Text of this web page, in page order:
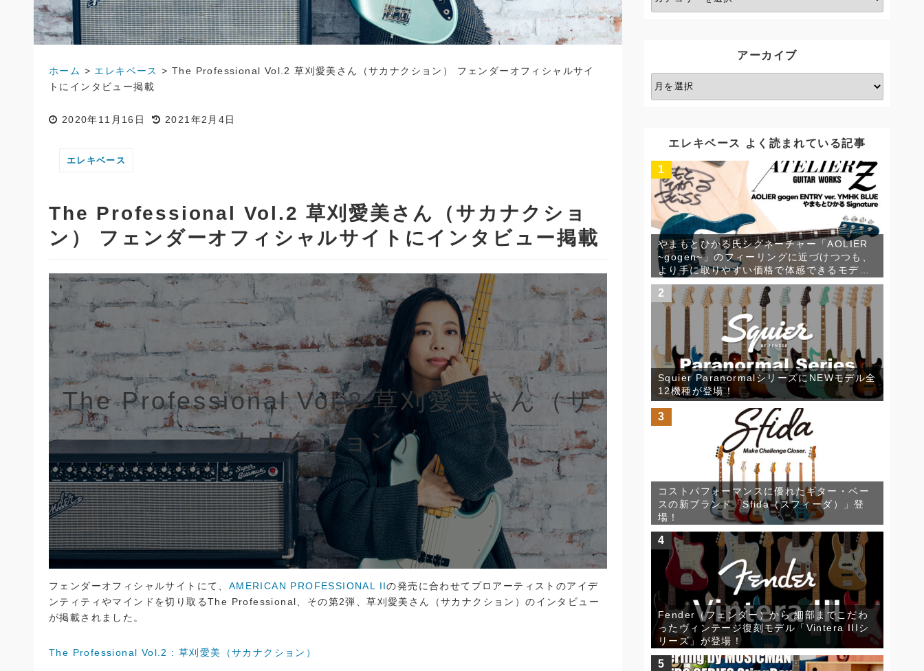
ホーム > エレキベース >The Professional Vol.2 草刈愛美さん（サカナクション） フェンダーオフィシャルサイ
トにインタビュー掲載
2020年11月16日 2021年2月4日
エレキベース
The Professional Vol.2 草刈愛美さん（サカナクショ
ン） フェンダーオフィシャルサイトにインタビュー掲載
The Professional Vol.2 草刈愛美さん（サ
カナクション）
フェンダーオフィシャルサイトにて、 AMERICAN PROFESSIONAL IIの発売に合わせてプロアーティストのアイデ
ンティティやマインドを切り取るThe Professional、その第2弾、草刈愛美さん（サカナクション）のインタビュー
が掲載されました。
The Professional Vol.2 : 草刈愛美（サカナクション）
テ
アーカイブ
ア
ー
エレキベース よく読まれている記事
1
やまもとひかる氏シグネーチャー「AOLIER
~gogen~」のフィーリングに近づけつつも、
より手に取りやすい価格で体感できるモデル
ATELIER Z(アトリエZ)「AOLIER gogen
ENTRY ver. YMHK BLUE」が発売！
2
Squier ParanormalシリーズにNEWモデル全
12機種が登場！
3
コストパフォーマンスに優れたギター・ベー
スの新ブランド「Sfida（スフィーダ）」登
場！
4
Fender（フェンダー）から 細部までこだわ
ったヴィンテージ復刻モデル「Vintera IIIシ
リーズ」が登場！
5